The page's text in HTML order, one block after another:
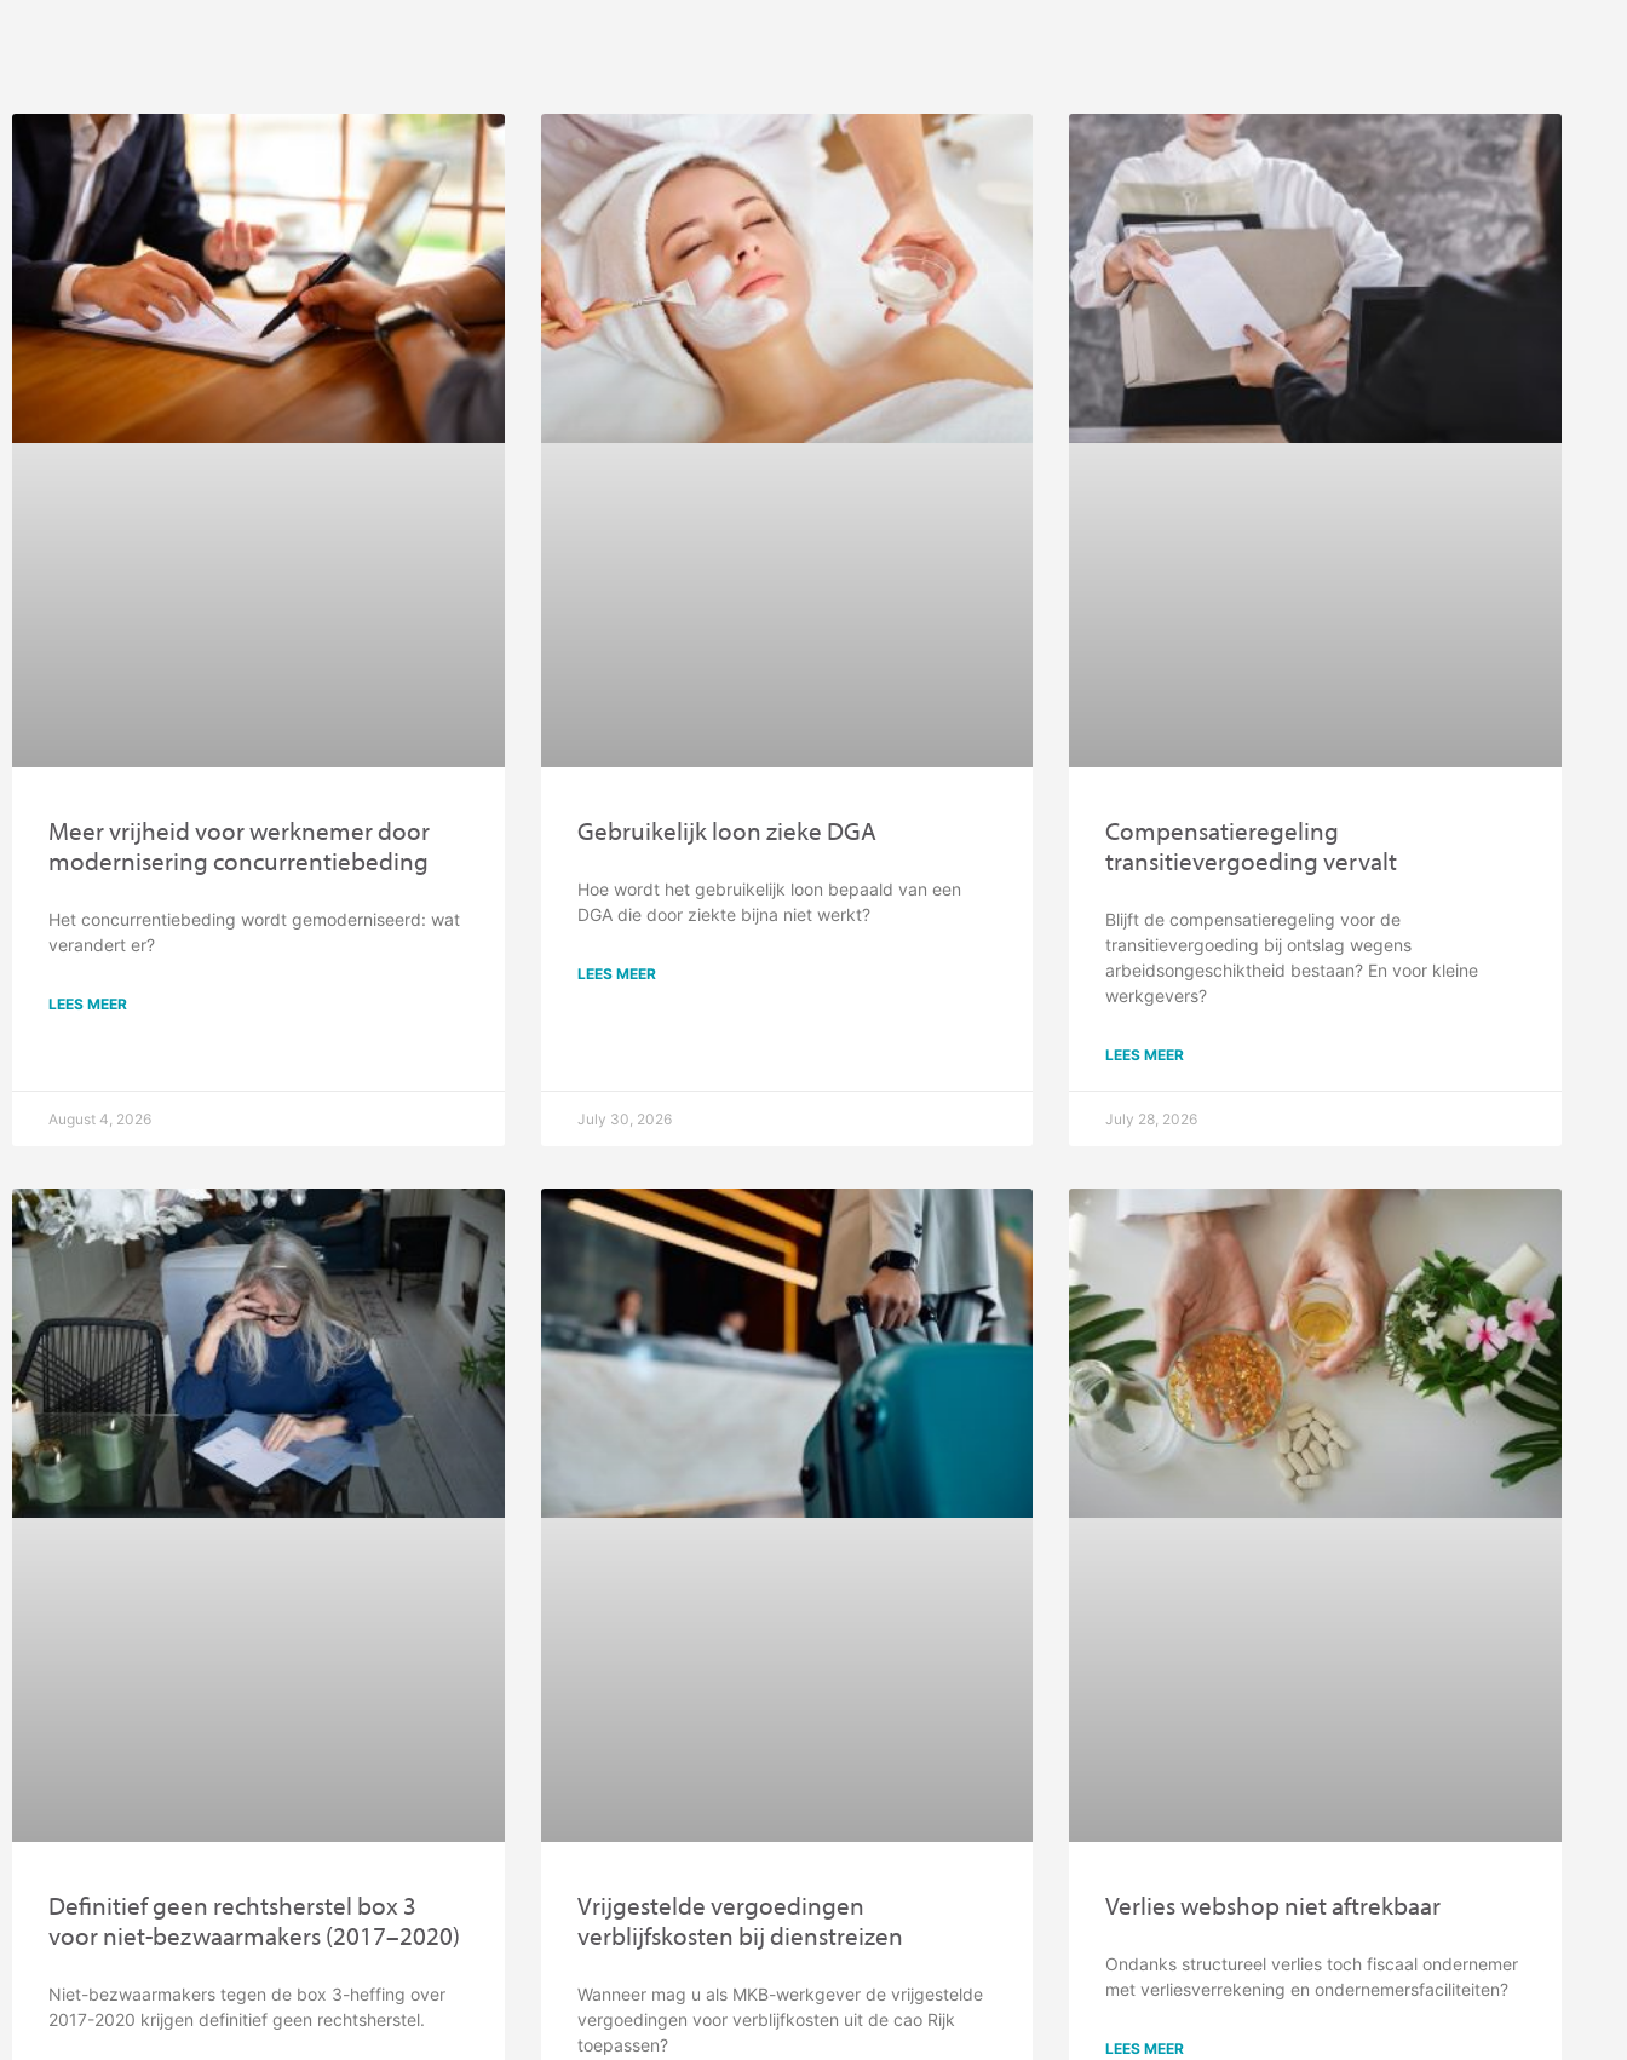
Meer vrijheid voor werknemer door
modernisering concurrentiebeding
Het concurrentiebeding wordt gemoderniseerd: wat
verandert er?
LEES MEER
August 4, 2026
Gebruikelijk loon zieke DGA
Hoe wordt het gebruikelijk loon bepaald van een
DGA die door ziekte bijna niet werkt?
LEES MEER
July 30, 2026
Compensatieregeling
transitievergoeding vervalt
Blijft de compensatieregeling voor de
transitievergoeding bij ontslag wegens
arbeidsongeschiktheid bestaan? En voor kleine
werkgevers?
LEES MEER
July 28, 2026
Definitief geen rechtsherstel box 3
voor niet-bezwaarmakers (2017–2020)
Niet-bezwaarmakers tegen de box 3-heffing over
2017-2020 krijgen definitief geen rechtsherstel.
Vrijgestelde vergoedingen
verblijfskosten bij dienstreizen
Wanneer mag u als MKB-werkgever de vrijgestelde
vergoedingen voor verblijfkosten uit de cao Rijk
toepassen?
Verlies webshop niet aftrekbaar
Ondanks structureel verlies toch fiscaal ondernemer
met verliesverrekening en ondernemersfaciliteiten?
LEES MEER